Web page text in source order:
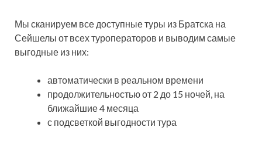
Мы сканируем все доступные туры из Братска на
Сейшелы от всех туроператоров и выводим самые
выгодные из них:
автоматически в реальном времени
продолжительностью от 2 до 15 ночей, на
ближайшие 4 месяца
с подсветкой выгодности тура